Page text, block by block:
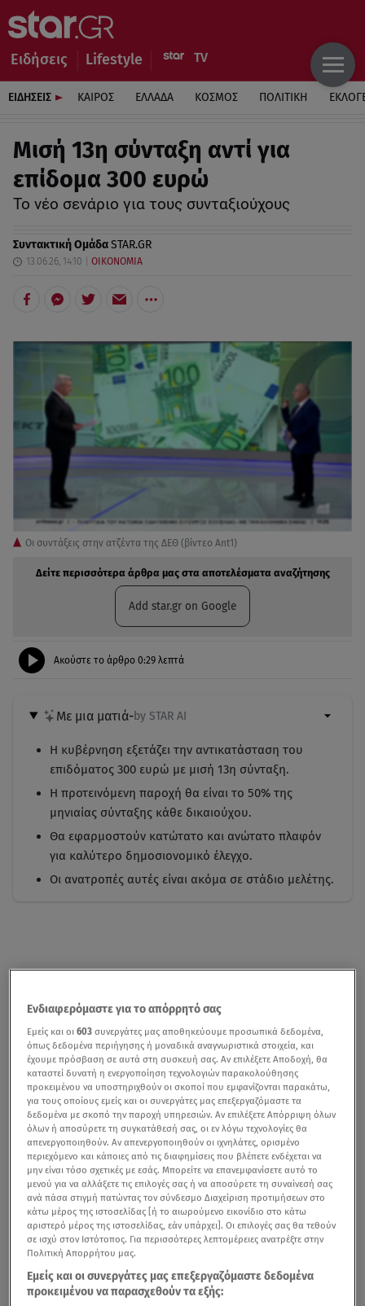
Ειδήσεις Lifestyle
ΕΙΔΗΣΕΙΣ ΚΑΙΡΟΣ ΕΛΛΑΔΑ ΚΟΣΜΟΣ ΠΟΛΙΤΙΚΗ
Μισή 13η σύνταξη αντί για
επίδομα 300 ευρώ
Το νέο σενάριο για τους συνταξιούχους
Συντακτική ΟμάδαSTAR.GR
13.06.26, 14:10 ΟΙΚΟΝΟΜΙΑ
Οι συντάξεις στην ατζέντα της ΔΕΘ (βίντεο Ant1)
Δείτε περισσότερα άρθρα μας στα αποτελέσματα αναζήτησης
Add star.gr on Google
Ακούστε το άρθρο 0:29 λεπτά
Με μια ματιά-by STAR AI
Η κυβέρνηση εξετάζει την αντικατάσταση του
επιδόματος 300 ευρώ με μισή 13η σύνταξη.
Η προτεινόμενη παροχή θα είναι το 50% της
μηνιαίας σύνταξης κάθε δικαιούχου.
Θα εφαρμοστούν κατώτατο και ανώτατο πλαφόν
για καλύτερο δημοσιονομικό έλεγχο.
Οι ανατροπές αυτές είναι ακόμα σε στάδιο μελέτης.
Ενδιαφερόμαστε για το απόρρητό σας
Εμείς και οι603 συνεργάτες μας αποθηκεύουμε προσωπικά δεδομένα,
όπως δεδομένα περιήγησης ή μοναδικά αναγνωριστικά στοιχεία, και
έχουμε πρόσβαση σε αυτά στη συσκευή σας. Αν επιλέξετε Αποδοχή, θα
καταστεί δυνατή η ενεργοποίηση τεχνολογιών παρακολούθησης
προκειμένου να υποστηριχθούν οι σκοποί που εμφανίζονται παρακάτω,
για τους οποίους εμείς και οι συνεργάτες μας επεξεργαζόμαστε τα
δεδομένα με σκοπό την παροχή υπηρεσιών. Αν επιλέξετε Απόρριψη όλων
όλων ή αποσύρετε τη συγκατάθεσή σας, οι εν λόγω τεχνολογίες θα
απενεργοποιηθούν. Αν απενεργοποιηθούν οι ιχνηλάτες, ορισμένο
περιεχόμενο και κάποιες από τις διαφημίσεις που βλέπετε ενδέχεται να
μην είναι τόσο σχετικές με εσάς. Μπορείτε να επανεμφανίσετε αυτό το
μενού για να αλλάξετε τις επιλογές σας ή να αποσύρετε τη συναίνεσή σας
ανά πάσα στιγμή πατώντας τον σύνδεσμο Διαχείριση προτιμήσεων στο
κάτω μέρος της ιστοσελίδας [ή το αιωρούμενο εικονίδιο στο κάτω
αριστερό μέρος της ιστοσελίδας, εάν υπάρχει]. Οι επιλογές σας θα τεθούν
σε ισχύ στον Ιστότοπος. Για περισσότερες λεπτομέρειες ανατρέξτε στην
Πολιτική Απορρήτου μας.
Εμείς και οι συνεργάτες μας επεξεργαζόμαστε δεδομένα
προκειμένου να παρασχεθούν τα εξής: